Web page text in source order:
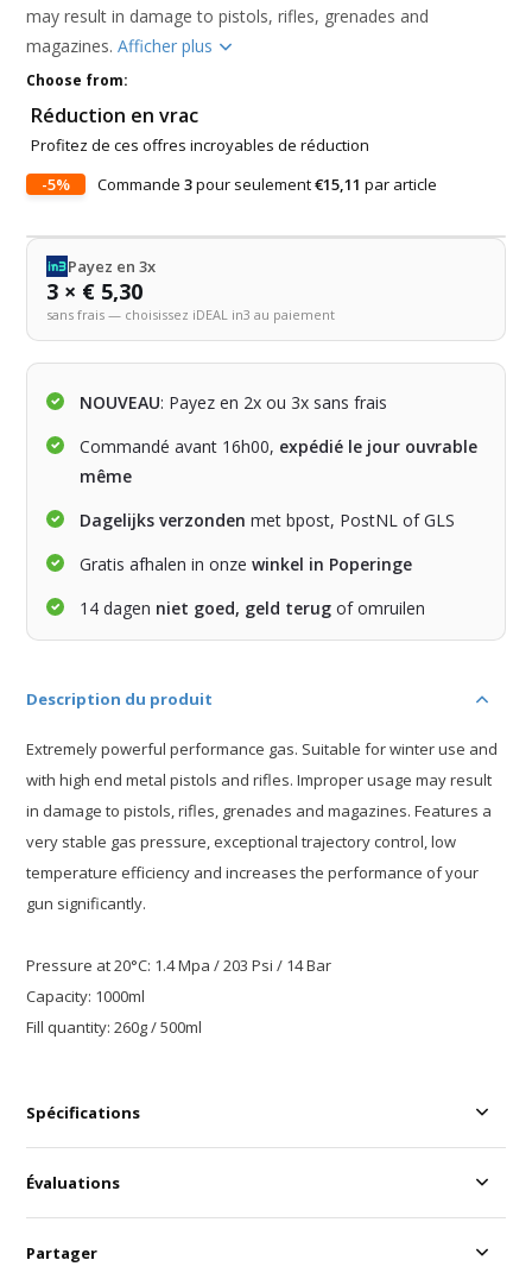
may result in damage to pistols, rifles, grenades and
magazines.Afficher plus
Choose from:
Réduction en vrac
Profitez de ces offres incroyables de réduction
-5%
Commande3pour seulement€15,11 par article
Payez en 3x
3 × € 5,30
sans frais — choisissez iDEAL in3 au paiement
NOUVEAU: Payez en 2x ou 3x sans frais
Commandé avant 16h00, expédié le jour ouvrable
même
Dagelijks verzonden met bpost, PostNL of GLS
Gratis afhalen in onzewinkel in Poperinge
14 dagen niet goed, geld terug of omruilen
Description du produit
Extremely powerful performance gas. Suitable for winter use and
with high end metal pistols and rifles. Improper usage may result
in damage to pistols, rifles, grenades and magazines. Features a
very stable gas pressure, exceptional trajectory control, low
temperature efficiency and increases the performance of your
gun significantly.
Pressure at 20°C: 1.4 Mpa / 203 Psi / 14 Bar
Capacity: 1000ml
Fill quantity: 260g / 500ml
Spécifications
Évaluations
Partager